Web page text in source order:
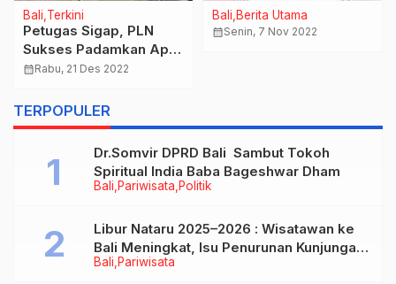
Bali Terkini
Petugas Sigap, PLN
Sukses Padamkan Api
di Bak Pengelolaan
calendar_monthRabu, 21 Des 2022
Bali Berita Utama
calendar_monthSenin, 7 Nov 2022
TERPOPULER
Bali Pariwisata Politik
Dr.Somvir DPRD Bali Sambut Tokoh
Spiritual India Baba Bageshwar Dham
Bali Pariwisata
Libur Nataru 2025–2026 : Wisatawan ke
Bali Meningkat, Isu Penurunan Kunjungan
Tidak Benar